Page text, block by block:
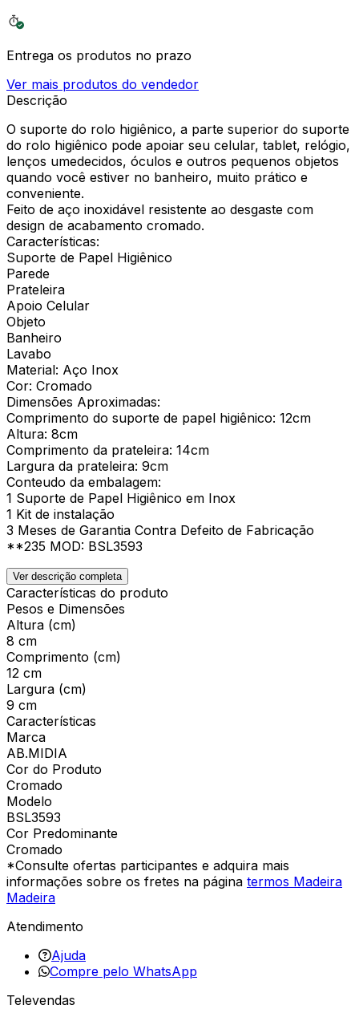
Entrega os produtos no prazo
Ver mais produtos do vendedor
Descrição
O suporte do rolo higiênico, a parte superior do suporte
do rolo higiênico pode apoiar seu celular, tablet, relógio,
lenços umedecidos, óculos e outros pequenos objetos
quando você estiver no banheiro, muito prático e
conveniente.
Feito de aço inoxidável resistente ao desgaste com
design de acabamento cromado.
Características:
Suporte de Papel Higiênico
Parede
Prateleira
Apoio Celular
Objeto
Banheiro
Lavabo
Material: Aço Inox
Cor: Cromado
Dimensões Aproximadas:
Comprimento do suporte de papel higiênico: 12cm
Altura: 8cm
Comprimento da prateleira: 14cm
Largura da prateleira: 9cm
Conteudo da embalagem:
1 Suporte de Papel Higiênico em Inox
1 Kit de instalação
3 Meses de Garantia Contra Defeito de Fabricação
**235 MOD: BSL3593
Ver descrição completa
Características do produto
Pesos e Dimensões
Altura (cm)
8 cm
Comprimento (cm)
12 cm
Largura (cm)
9 cm
Características
Marca
AB.MIDIA
Cor do Produto
Cromado
Modelo
BSL3593
Cor Predominante
Cromado
*Consulte ofertas participantes e adquira mais
informações sobre os fretes na página termos Madeira
Madeira
Atendimento
Ajuda
Compre pelo WhatsApp
Televendas